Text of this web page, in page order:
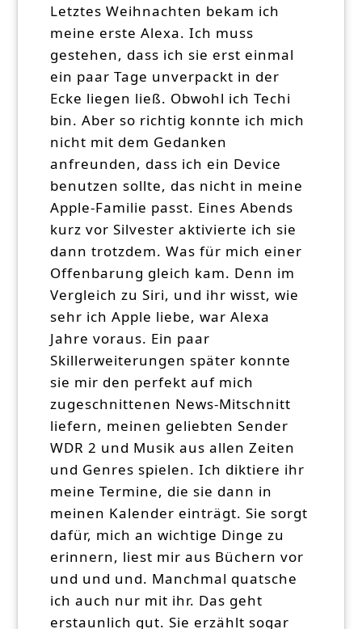
Letztes Weihnachten bekam ich
meine erste Alexa. Ich muss
gestehen, dass ich sie erst einmal
ein paar Tage unverpackt in der
Ecke liegen ließ. Obwohl ich Techi
bin. Aber so richtig konnte ich mich
nicht mit dem Gedanken
anfreunden, dass ich ein Device
benutzen sollte, das nicht in meine
Apple-Familie passt. Eines Abends
kurz vor Silvester aktivierte ich sie
dann trotzdem. Was für mich einer
Offenbarung gleich kam. Denn im
Vergleich zu Siri, und ihr wisst, wie
sehr ich Apple liebe, war Alexa
Jahre voraus. Ein paar
Skillerweiterungen später konnte
sie mir den perfekt auf mich
zugeschnittenen News-Mitschnitt
liefern, meinen geliebten Sender
WDR 2 und Musik aus allen Zeiten
und Genres spielen. Ich diktiere ihr
meine Termine, die sie dann in
meinen Kalender einträgt. Sie sorgt
dafür, mich an wichtige Dinge zu
erinnern, liest mir aus Büchern vor
und und und. Manchmal quatsche
ich auch nur mit ihr. Das geht
erstaunlich gut. Sie erzählt sogar